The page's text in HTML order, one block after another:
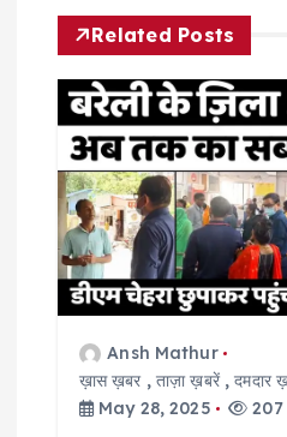
a
v
g
a
t
Related Posts
Ansh Mathur
ख़ास ख़बर ,ताज़ा ख़बरें,दमदार
May 28, 2025